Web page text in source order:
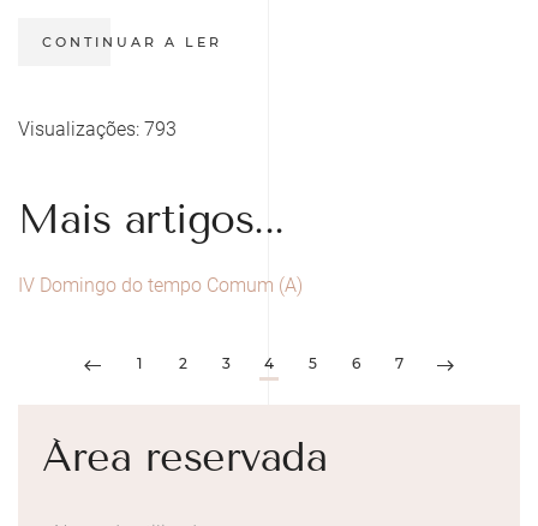
CONTINUAR A LER
Visualizações: 793
Mais artigos...
IV Domingo do tempo Comum (A)
1 2 3 4 5 6 7
Área reservada